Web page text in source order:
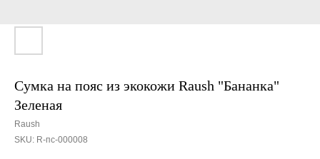
Сумка на пояс из экокожи Raush "Бананка"
Зеленая
Raush
SKU: R-пс-000008